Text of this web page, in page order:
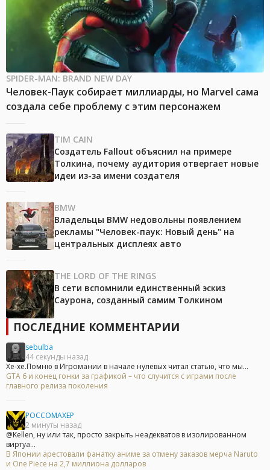
SPIDER-MAN: BRAND NEW DAY
Человек-Паук собирает миллиарды, но Marvel сама
создала себе проблему с этим персонажем
TIM CAIN
Создатель Fallout объяснил на примере
Толкина, почему аудитория отвергает новые
идеи из-за имени создателя
BMW
Владельцы BMW недовольны появлением
рекламы "Человек-паук: Новый день" на
центральных дисплеях авто
THE LORD OF THE RINGS
В сети вспомнили единственный эскиз
Саурона, созданный самим Толкином
ПОСЛЕДНИЕ КОММЕНТАРИИ
sebulba
44 секунды назад
Хе-хе.Помню в Игромании в начале нулевых читал статью, что мы...
GTA 6 и конец гонки за графикой – что случится с играми после
главного релиза поколения
POCCOMAXEP
2 минуты назад
@Kellen, ну или так, просто закрыть неадекватов в изолированном
виртуа...
В Японии арестовали фанатку аниме за отмену заказов мерча Naruto
и One Piece на 2,7 миллиона долларов